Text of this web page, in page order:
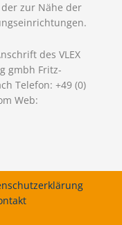
zur Nähe der
des VLEX
gmbh Fritz-
Telefon: +49 (0)
Web: